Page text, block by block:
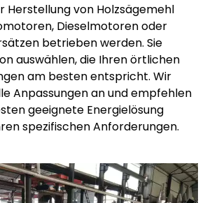
Herstellung von Holzsägemehl
Dieselmotoren oder
betrieben werden. Sie
auswählen, die Ihren örtlichen
am besten entspricht. Wir
Anpassungen an und empfehlen
geeignete Energielösung
spezifischen Anforderungen.